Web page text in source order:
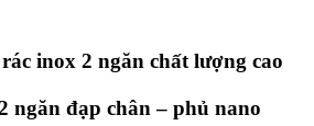
inox 2 ngăn chất lượng cao
ngăn đạp chân – phủ nano